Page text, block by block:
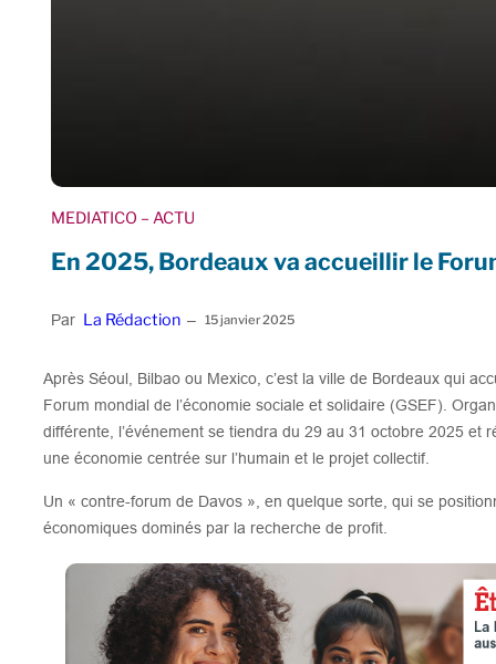
MEDIATICO – ACTU
En 2025, Bordeaux va accueillir le
Par La Rédaction – 15 janvier 2025
Après Séoul, Bilbao ou Mexico, c’est la ville de Bordeaux qui
Forum mondial de l’économie sociale et solidaire (GSEF).
différente, l’événement se tiendra du 29 au 31 octobre 2025 et
une économie centrée sur l’humain et le projet collectif.
Un « contre-forum de Davos », en quelque sorte, qui se
économiques dominés par la recherche de profit.